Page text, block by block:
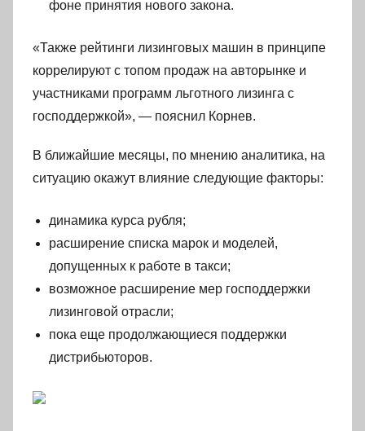
фоне принятия нового закона.
«Также рейтинги лизинговых машин в принципе
коррелируют с топом продаж на авторынке и
участниками программ льготного лизинга с
господдержкой», — пояснил Корнев.
В ближайшие месяцы, по мнению аналитика, на
ситуацию окажут влияние следующие факторы:
динамика курса рубля;
расширение списка марок и моделей,
допущенных к работе в такси;
возможное расширение мер господдержки
лизинговой отрасли;
пока еще продолжающиеся поддержки
дистрибьюторов.